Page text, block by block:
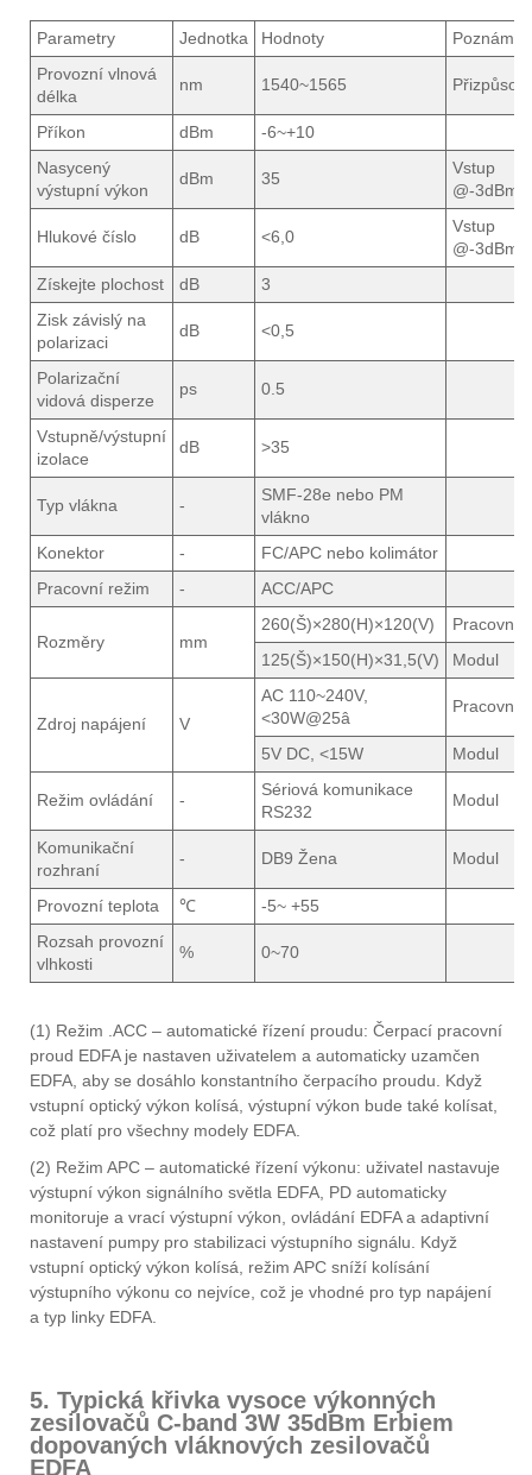
Parametry Jednotka Hodnoty
Poznámky
Provozní vlnová
délka
nm 1540~1565
Příkon dBm
-6~+10
Nasycený
výstupní výkon
dBm 35
Vstup
@-3dBm
Hlukové číslo dB <6,0
Vstup
@-3dBm
Získejte plochost
dB
3
Zisk závislý na
polarizaci
dB <0,5
Polarizační
vidová disperze
ps 0.5
Vstupně/výstupní
izolace
dB >35
Typ vlákna -
SMF-28e nebo PM
vlákno
Konektor
-
FC/APC nebo kolimátor
Pracovní režim
- ACC/APC
Rozměry mm
260(Š)×280(H)×120(V)
Pracovní
125(Š)×150(H)×31,5(V)
Modul
Zdroj napájení V
AC 110~240V,
<30W@25â
Pracovní
5V DC, <15W Modul
Režim ovládání -
Sériová komunikace
RS232
Modul
Komunikační
rozhraní
- DB9 Žena Modul
Provozní teplota ℃
-5~ +55
Rozsah provozní
vlhkosti
% 0~70
(1) Režim .ACC – automatické řízení proudu: Čerpací pracovní
proud EDFA je nastaven uživatelem a automaticky uzamčen
EDFA, aby se dosáhlo konstantního čerpacího proudu. Když
vstupní optický výkon kolísá, výstupní výkon bude také kolísat,
což platí pro všechny modely EDFA.
(2) Režim APC – automatické řízení výkonu: uživatel nastavuje
výstupní výkon signálního světla EDFA, PD automaticky
monitoruje a vrací výstupní výkon, ovládání EDFA a adaptivní
nastavení pumpy pro stabilizaci výstupního signálu. Když
vstupní optický výkon kolísá, režim APC sníží kolísání
výstupního výkonu co nejvíce, což je vhodné pro typ napájení
a typ linky EDFA.
5. Typická křivka vysoce výkonných
zesilovačů C-band 3W 35dBm Erbiem
dopovaných vláknových zesilovačů
EDFA